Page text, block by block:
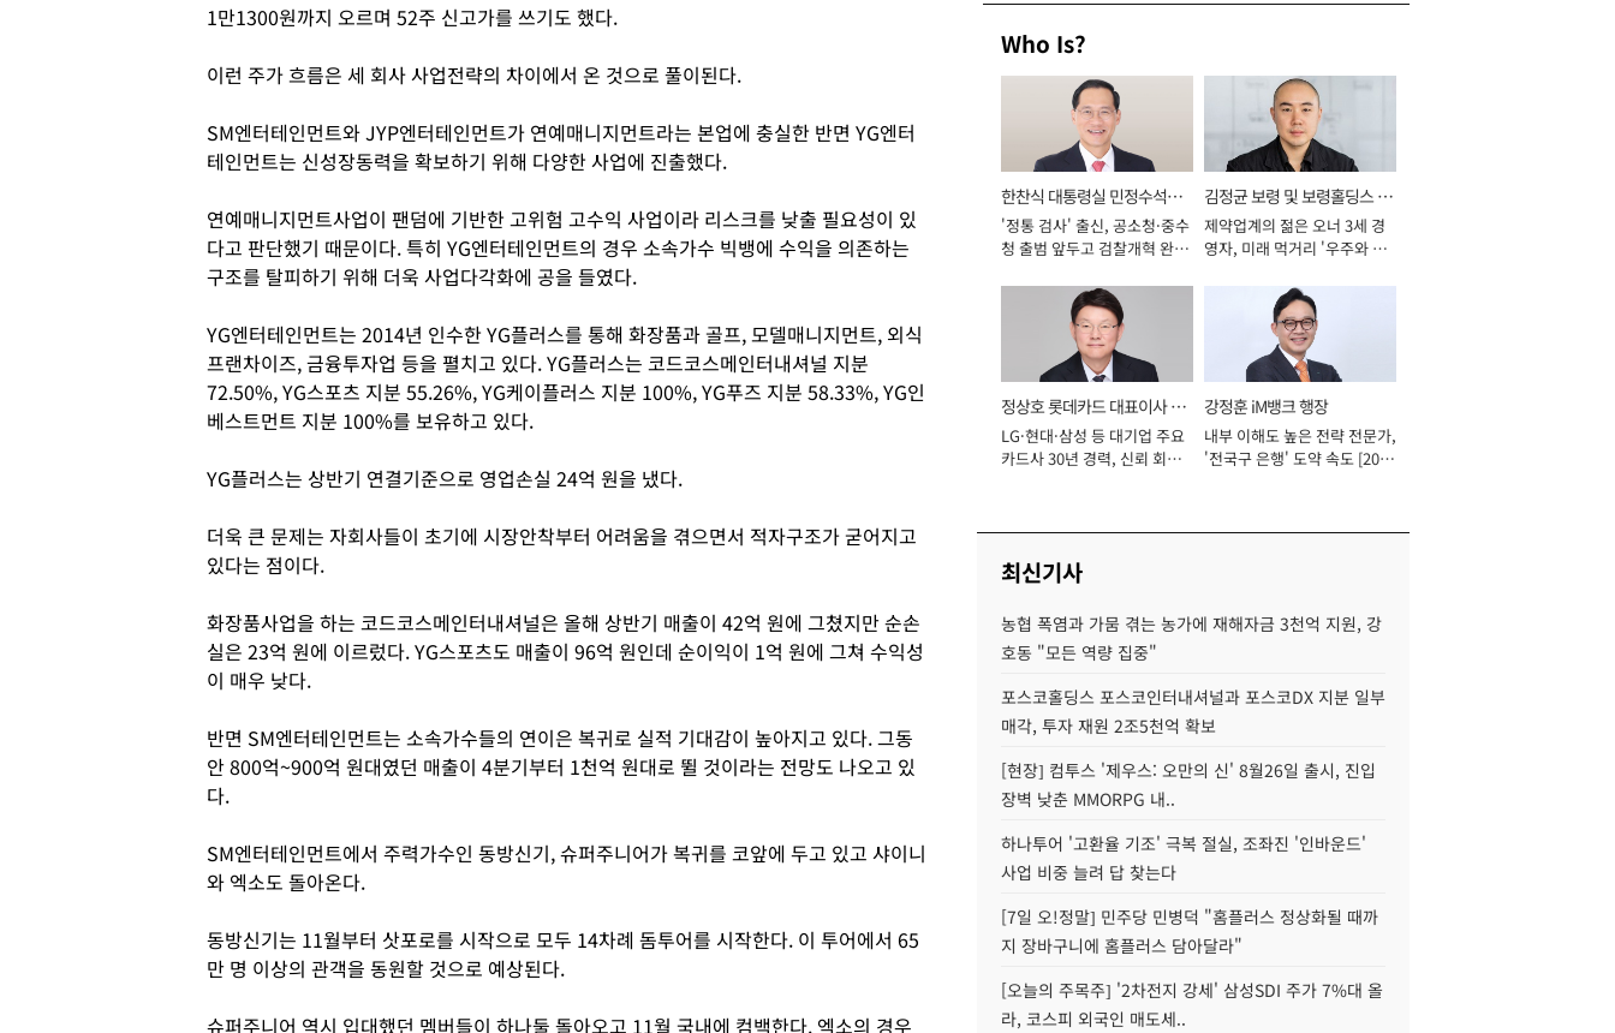
1만1300원까지 오르며 52주 신고가를 쓰기도 했다.
이런 주가 흐름은 세 회사 사업전략의 차이에서 온 것으로 풀이된다.
SM엔터테인먼트와 JYP엔터테인먼트가 연예매니지먼트라는 본업에 충실한 반면 YG엔터
테인먼트는 신성장동력을 확보하기 위해 다양한 사업에 진출했다.
연예매니지먼트사업이 팬덤에 기반한 고위험 고수익 사업이라 리스크를 낮출 필요성이 있
다고 판단했기 때문이다. 특히 YG엔터테인먼트의 경우 소속가수 빅뱅에 수익을 의존하는
구조를 탈피하기 위해 더욱 사업다각화에 공을 들였다.
YG엔터테인먼트는 2014년 인수한 YG플러스를 통해 화장품과 골프, 모델매니지먼트, 외식
프랜차이즈, 금융투자업 등을 펼치고 있다. YG플러스는 코드코스메인터내셔널 지분
72.50%, YG스포츠 지분 55.26%, YG케이플러스 지분 100%, YG푸즈 지분 58.33%, YG인
베스트먼트 지분 100%를 보유하고 있다.
YG플러스는 상반기 연결기준으로 영업손실 24억 원을 냈다.
더욱 큰 문제는 자회사들이 초기에 시장안착부터 어려움을 겪으면서 적자구조가 굳어지고
있다는 점이다.
화장품사업을 하는 코드코스메인터내셔널은 올해 상반기 매출이 42억 원에 그쳤지만 순손
실은 23억 원에 이르렀다. YG스포츠도 매출이 96억 원인데 순이익이 1억 원에 그쳐 수익성
이 매우 낮다.
반면 SM엔터테인먼트는 소속가수들의 연이은 복귀로 실적 기대감이 높아지고 있다. 그동
안 800억~900억 원대였던 매출이 4분기부터 1천억 원대로 뛸 것이라는 전망도 나오고 있
다.
SM엔터테인먼트에서 주력가수인 동방신기, 슈퍼주니어가 복귀를 코앞에 두고 있고 샤이니
와 엑소도 돌아온다.
동방신기는 11월부터 삿포로를 시작으로 모두 14차례 돔투어를 시작한다. 이 투어에서 65
만 명 이상의 관객을 동원할 것으로 예상된다.
슈퍼주니어 역시 입대했던 멤버들이 하나둘 돌아오고 11월 국내에 컴백한다. 엑소의 경우
Who Is?
한찬식 대통령실 민정수석비
서관
'정통 검사' 출신, 공소청·중수
청 출범 앞두고 검찰개혁 완수
김정균 보령 및 보령홀딩스 대
표이사 사장
제약업계의 젊은 오너 3세 경
영자, 미래 먹거리 '우주와 헬
정상호 롯데카드 대표이사 사
장
LG·현대·삼성 등 대기업 주요
카드사 30년 경력, 신뢰 회복
강정훈 iM뱅크 행장
내부 이해도 높은 전략 전문가,
'전국구 은행' 도약 속도 [2026
최신기사
농협 폭염과 가뭄 겪는 농가에 재해자금 3천억 지원, 강
호동 "모든 역량 집중"
포스코홀딩스 포스코인터내셔널과 포스코DX 지분 일부
매각, 투자 재원 2조5천억 확보
[현장] 컴투스 '제우스: 오만의 신' 8월26일 출시, 진입
장벽 낮춘 MMORPG 내..
하나투어 '고환율 기조' 극복 절실, 조좌진 '인바운드'
사업 비중 늘려 답 찾는다
[7일 오!정말] 민주당 민병덕 "홈플러스 정상화될 때까
지 장바구니에 홈플러스 담아달라"
[오늘의 주목주] '2차전지 강세' 삼성SDI 주가 7%대 올
라, 코스피 외국인 매도세..